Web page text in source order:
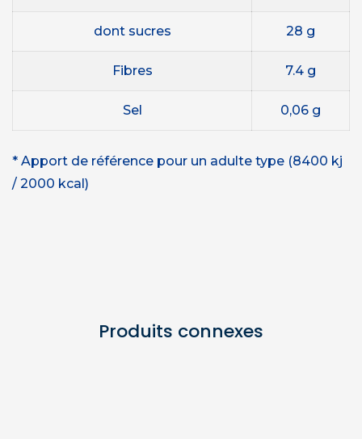
dont sucres 28 g
Fibres 7.4 g
Sel 0,06 g
* Apport de référence pour un adulte type (8400 kj
/ 2000 kcal)
Produits connexes